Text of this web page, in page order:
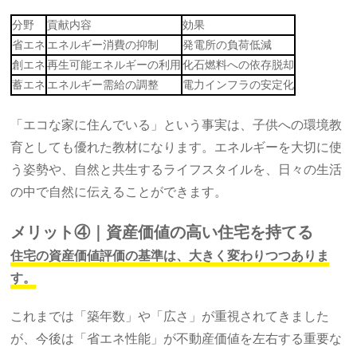
分野 貢献内容
効果
省エネ エネルギー消費の抑制
発電所の負荷低減
創エネ 再生可能エネルギーの利用 化石燃料への依存脱却
蓄エネ エネルギー需給の調整 電力インフラの安定化
「エコな家に住んでいる」という事実は、子供への環境教
育としても優れた教材になります。エネルギーを大切に使
う姿勢や、自然と共生するライフスタイルを、日々の生活
の中で自然に伝えることができます。
メリット④｜資産価値の高い住宅を持てる
住宅の資産価値評価の基準は、大きく変わりつつありま
す。
これまでは「築年数」や「広さ」が重視されてきました
が、今後は「省エネ性能」が不動産価値を左右する重要な